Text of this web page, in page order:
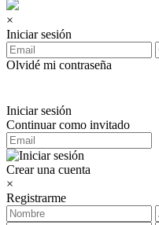
×
Iniciar sesión
Olvidé mi contraseña
Iniciar sesión
Continuar como invitado
Crear una cuenta
×
Registrarme